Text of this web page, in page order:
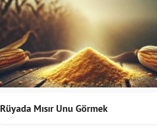
Rüyada Mısır Unu Görmek